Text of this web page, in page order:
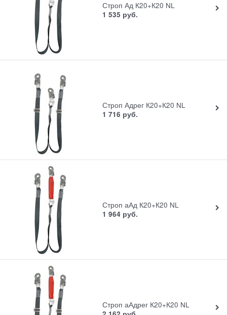
Строп Ад К20+К20 NL
1 535 руб.
Строп Адрег К20+К20 NL
1 716 руб.
Строп аАд К20+К20 NL
1 964 руб.
Строп аАдрег К20+К20 NL